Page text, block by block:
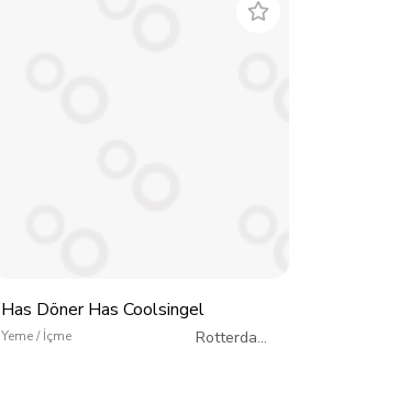
Has Döner Has Coolsingel
Yeme / İçme Rotterdam